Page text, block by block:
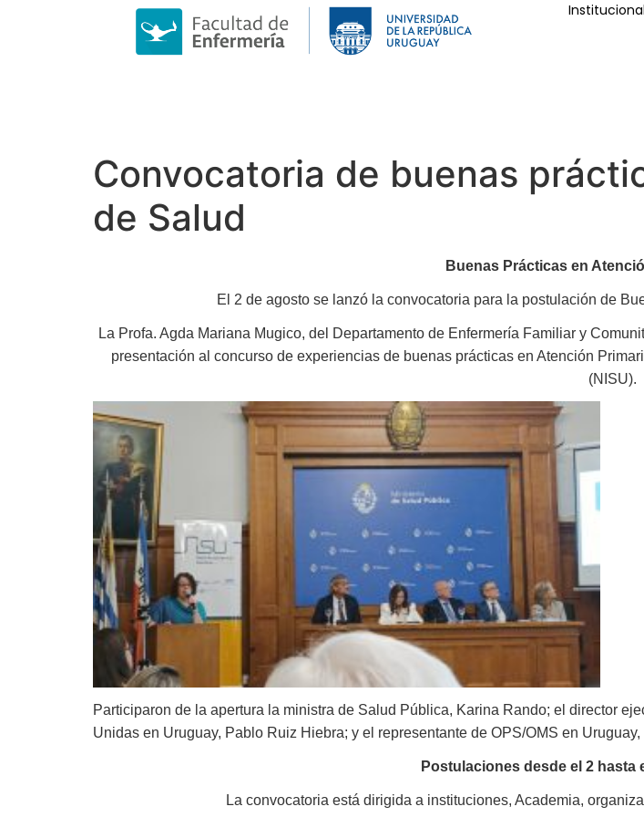
Institucional
Convocatoria de buenas
de Salud
Buenas Prácticas en
El 2 de agosto se lanzó la convocatoria para la postulación de
La Profa. Agda Mariana Mugico, del Departamento de Enfermería Familiar y
presentación al concurso de experiencias de buenas prácticas en Atención
(NISU).
Participaron de la apertura la ministra de Salud Pública, Karina Rando; el director
Unidas en Uruguay, Pablo Ruiz Hiebra; y el representante de OPS/OMS en
Postulaciones desde el 2 hasta
La convocatoria está dirigida a instituciones, Academia,